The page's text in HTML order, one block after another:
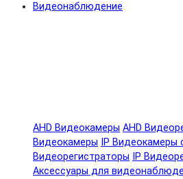
Видеонаблюдение
AHD Видеокамеры AHD
Видеокамеры IP Видеокамеры
Видеорегистраторы IP
Аксессуары для